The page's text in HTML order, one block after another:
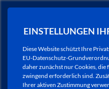
EINSTELLUNGEN
Diese Website schützt Ihre
EU-Datenschutz-
daher zunächst nur Cookies,
zwingend erforderlich sind.
Ihrer aktiven Zustimmung